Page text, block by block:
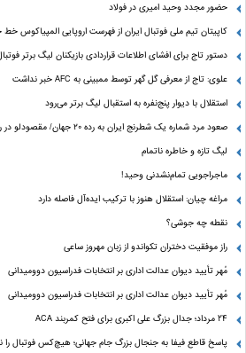
حضور مجدد وحید امیری در فولاد
کاپیتان تیم ملی فوتبال ایران از فهرست اروپایی المپیاکوس خط
دستور تاج برای افشای اطلاعات قراردادی بازیکنان لیگ برتر
علوی: تاج از معرفی گل گهر توسط ممبینی به AFC خبر نداشت
استقلال با دیوار پنج‌نفره به استقبال لیگ برتر می‌رود
صعود مرد شماره یک شطرنج ایران به رده ۲۰ جهان/ مقصودلو در رده ۳۰
لیگ تازه و خاطره ناتمام
ماجراجویی تمام‌نشدنی وحید!
مراغه چیان: استقلال هنوز با ترکیب ایده‌آل فاصله دارد
نقطه چه جوشی؟
راز موفقیت دختران تکواندو از زبان مهروز ساعی
مُهر تأیید دیوان عدالت اداری بر انتخابات فدراسیون دوومیدانی
مُهر تأیید دیوان عدالت اداری بر انتخابات فدراسیون دوومیدانی
24 مرداد؛ جدال بزرگ علی‌ اکبری برای فتح کمربند ACA
پاسخ قاطع فیفا به جنجال بزرگ جام جهانی؛ هیچ‌کس فوتبال را